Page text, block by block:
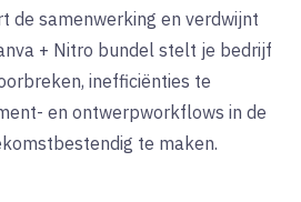
de samenwerking en verdwijnt
+ Nitro bundel stelt je bedrijf
inefficiënties te
en ontwerpworkflows in de
te maken.